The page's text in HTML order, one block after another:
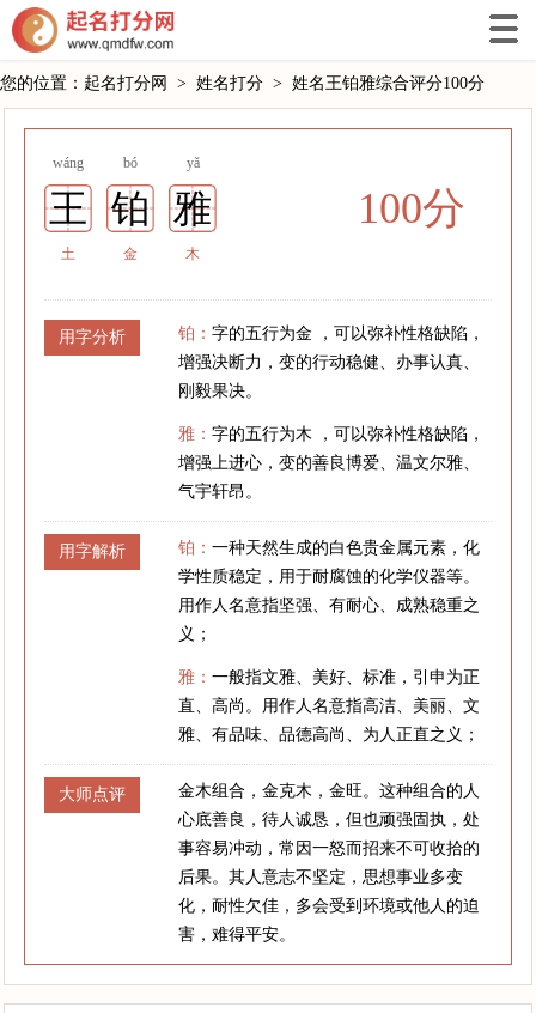
您的位置： 起名打分网 > 姓名打分 > 姓名王铂雅综合评分100分
wáng bó yǎ
王 铂 雅
土 金 木
100分
用字分析 铂：字的五行为金 ，可以弥补性格缺陷，
增强决断力，变的行动稳健、办事认真、
刚毅果决。
雅：字的五行为木 ，可以弥补性格缺陷，
增强上进心，变的善良博爱、温文尔雅、
气宇轩昂。
用字解析 铂：一种天然生成的白色贵金属元素，化
学性质稳定，用于耐腐蚀的化学仪器等。
用作人名意指坚强、有耐心、成熟稳重之
义；
雅：一般指文雅、美好、标准，引申为正
直、高尚。用作人名意指高洁、美丽、文
雅、有品味、品德高尚、为人正直之义；
大师点评
金木组合，金克木，金旺。这种组合的人
心底善良，待人诚恳，但也顽强固执，处
事容易冲动，常因一怒而招来不可收拾的
后果。其人意志不坚定，思想事业多变
化，耐性欠佳，多会受到环境或他人的迫
害，难得平安。